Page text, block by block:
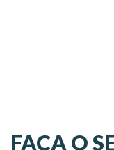
FAÇA O